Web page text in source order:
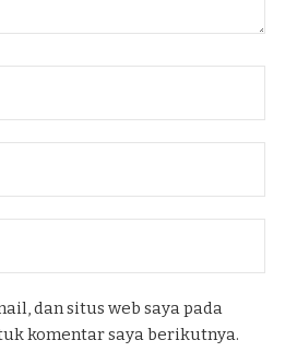
dan situs web saya pada
komentar saya berikutnya.